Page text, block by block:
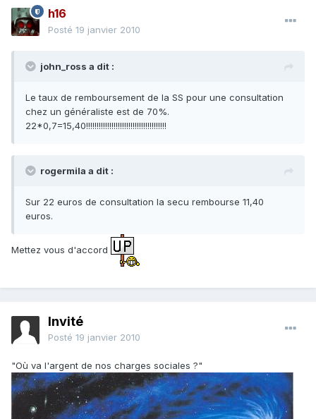
h16
Posté 19 janvier 2010
john_ross a dit :
Le taux de remboursement de la SS pour une consultation
chez un généraliste est de 70%.
22*0,7=15,40!!!!!!!!!!!!!!!!!!!!!!!!!!!!!!!!!!!!!!
rogermila a dit :
Sur 22 euros de consultation la secu rembourse 11,40
euros.
Mettez vous d'accord
Invité
Posté 19 janvier 2010
"Où va l'argent de nos charges sociales ?"